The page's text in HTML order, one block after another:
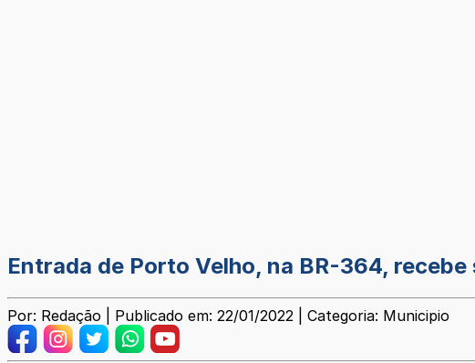
Entrada de Porto Velho, na BR-364,
Por: Redação | Publicado em: 22/01/2022 | Categoria: Municipio